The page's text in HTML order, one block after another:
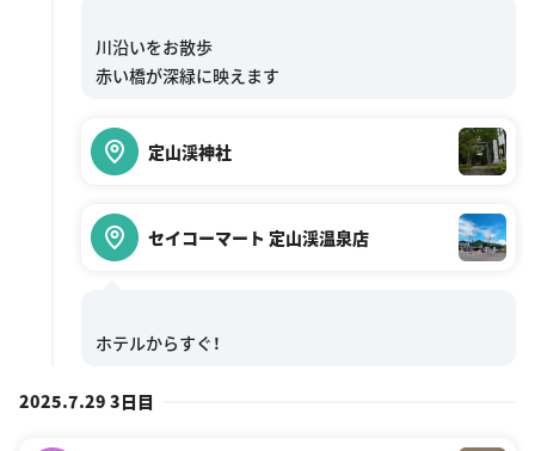
川沿いをお散歩
定山渓神社
セイコーマート 定山渓温泉店
2025.7.29 3日目